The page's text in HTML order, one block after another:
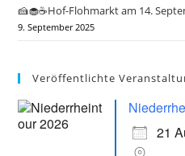
🍰🧁☕Hof-Flohmarkt am 14.
9. September 2025
Veröffentlichte
21